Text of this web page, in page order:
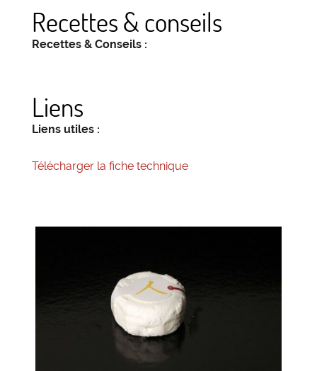
Recettes & conseils
Recettes & Conseils :
Liens
Liens utiles :
Télécharger la fiche technique